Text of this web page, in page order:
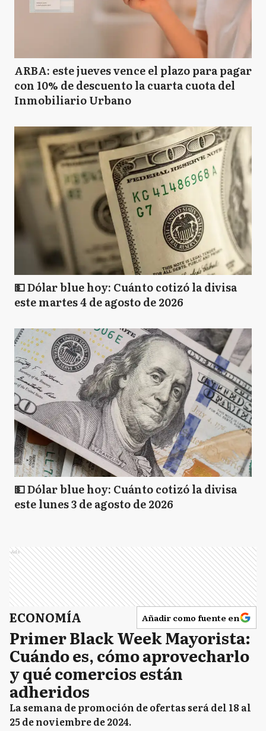
ARBA: este jueves vence el plazo para pagar
con 10% de descuento la cuarta cuota del
Inmobiliario Urbano
💵 Dólar blue hoy: Cuánto cotizó la divisa
este martes 4 de agosto de 2026
💵 Dólar blue hoy: Cuánto cotizó la divisa
este lunes 3 de agosto de 2026
Ads
ECONOMÍA Añadir como fuente en
Primer Black Week Mayorista:
Cuándo es, cómo aprovecharlo
y qué comercios están
adheridos
La semana de promoción de ofertas será del 18 al
25 de noviembre de 2024.